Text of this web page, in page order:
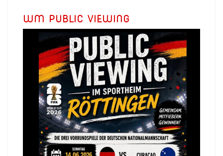
WM PUBLIC VIEWING